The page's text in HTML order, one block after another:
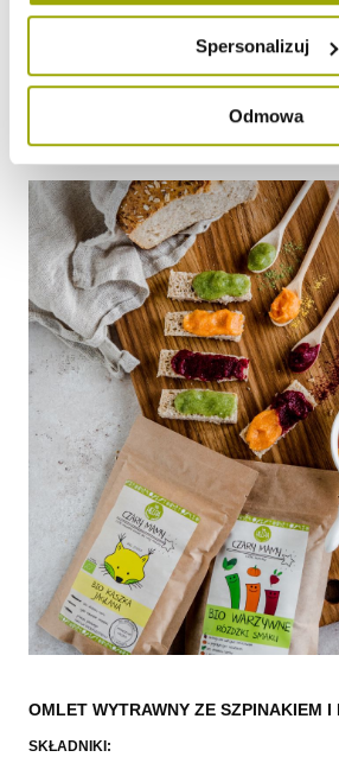
Spersonalizuj
Odmowa
nich miksujemy na gładką pastę i doprawiamy.
*W przypadku gotowania dla najmłodszych
OMLET WYTRAWNY ZE SZPINAKIEM I
SKŁADNIKI: